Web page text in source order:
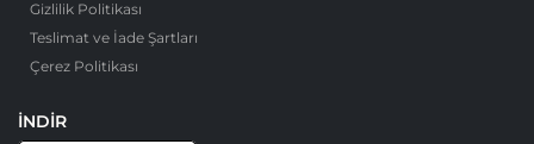
Gizlilik Politikası
Teslimat ve İade Şartları
Çerez Politikası
İNDIR